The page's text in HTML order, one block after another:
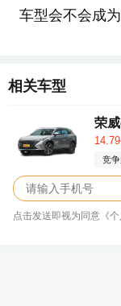
车型会不会成
相关车型
荣
竞
点击发送即视为同意《个